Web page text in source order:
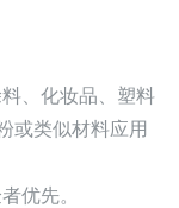
、化妆品、塑料
或类似材料应用
优先。